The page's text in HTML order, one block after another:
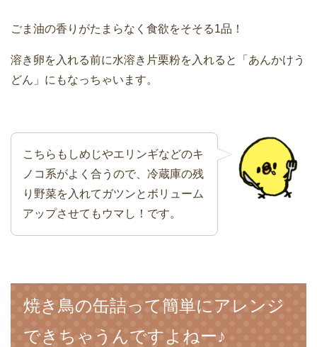
ごま油の香りがたまらなく食欲をそそる1品！
溶き卵を入れる前に水溶き片栗粉を入れると「あんかけう
どん」にもなっちゃいます。
こちらもしめじやエリンギなどのキ
ノコ系がよく合うので、冷蔵庫の残
り野菜を入れてガツンとボリューム
アップさせてもウマし！です。
焼き鳥の缶詰って簡単にアレンジ
できちゃうんですよねー♪